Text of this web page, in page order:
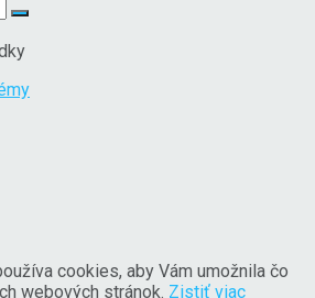
cookies, aby Vám umožnila čo
webových stránok. Zistiť viac